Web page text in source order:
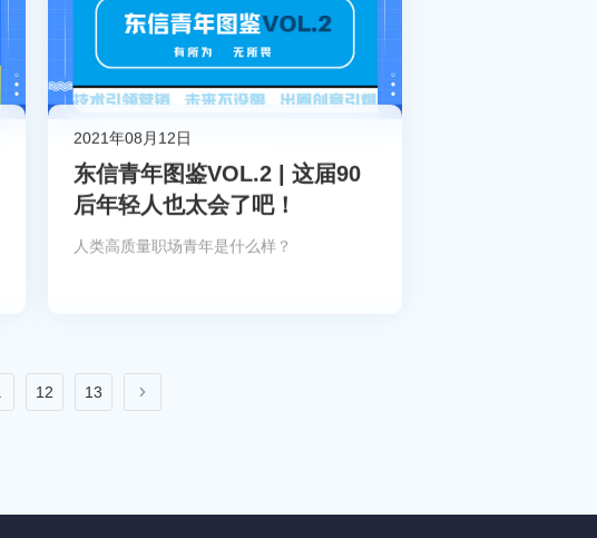
2021年08月12日
东信青年图鉴VOL.2 | 这届90
后年轻人也太会了吧！
人类高质量职场青年是什么样？
12 13